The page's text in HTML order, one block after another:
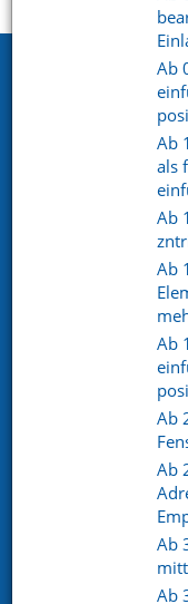
Ab
Ab
als
Ab
Ab
Ab
Ab
Ab
Ab
Ab
84307 Eggenfelden
Telefon. +49 (0) 8721
info@netxp-
Vereinsverwaltung
Finanzverwaltung